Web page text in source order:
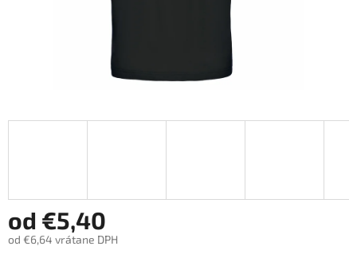
od €5,40
od €6,64 vrátane DPH